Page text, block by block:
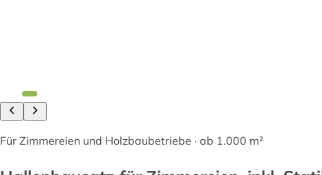
Für Zimmereien und Holzbaubetriebe · ab 1.000 m²